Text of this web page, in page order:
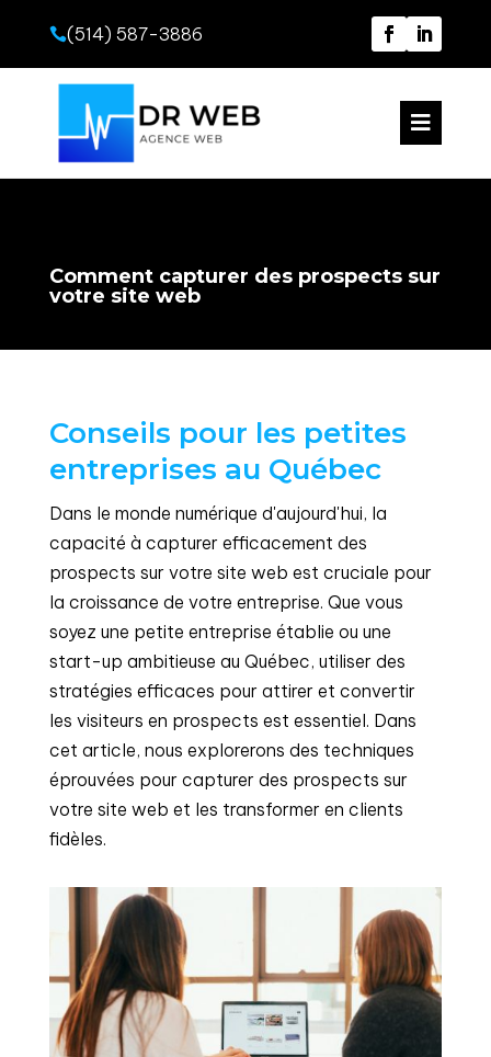
(514) 587-3886

Comment capturer des prospects sur
votre site web
Conseils pour les petites
entreprises au Québec
Dans le monde numérique d'aujourd'hui, la
capacité à capturer efficacement des
prospects sur votre site web est cruciale pour
la croissance de votre entreprise. Que vous
soyez une petite entreprise établie ou une
start-up ambitieuse au Québec, utiliser des
stratégies efficaces pour attirer et convertir
les visiteurs en prospects est essentiel. Dans
cet article, nous explorerons des techniques
éprouvées pour capturer des prospects sur
votre site web et les transformer en clients
fidèles.